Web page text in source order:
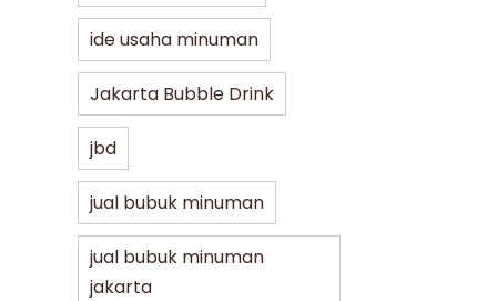
ide usaha minuman
Jakarta Bubble Drink
jbd
jual bubuk minuman
jual bubuk minuman
jakarta